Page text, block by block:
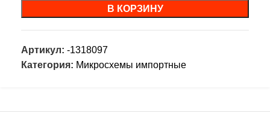
В КОРЗИНУ
Артикул: -1318097
Категория: Микросхемы импортные